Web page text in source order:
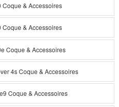
& Accessoires
& Accessoires
Coque & Accessoires
4s Coque & Accessoires
Coque & Accessoires